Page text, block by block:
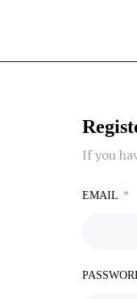
If you
EMAIL